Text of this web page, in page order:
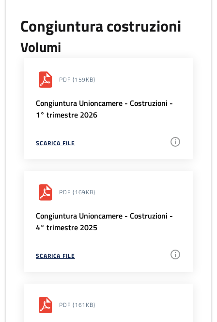
Congiuntura costruzioni
Volumi
PDF (159KB)
Congiuntura Unioncamere - Costruzioni -
1° trimestre 2026
SCARICA FILE
PDF (169KB)
Congiuntura Unioncamere - Costruzioni -
4° trimestre 2025
SCARICA FILE
PDF (161KB)